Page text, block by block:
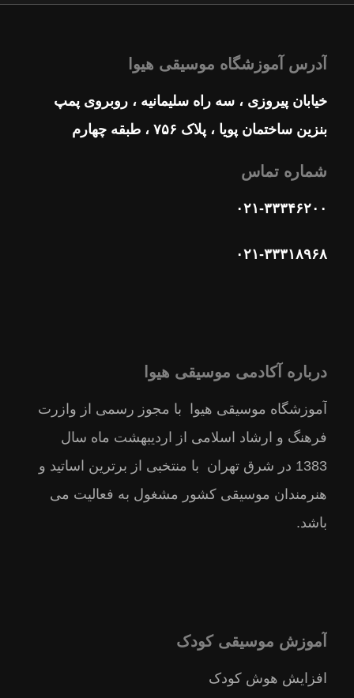
آدرس آموزشگاه موسیقی هیوا
خیابان پیروزی ، سه راه سلیمانیه ، روبروی پمپ
بنزین ساختمان پویا ، پلاک ۷۵۶ ، طبقه چهارم
شماره تماس
۰۲۱-۳۳۳۴۶۲۰۰
۰۲۱-۳۳۳۱۸۹۶۸
درباره آکادمی موسیقی هیوا
آموزشگاه موسیقی هیوا با مجوز رسمى از وازرت
فرهنگ و ارشاد اسلامى از ارديبهشت ماه سال
1383 در شرق تهران با منتخبى از برترين اساتيد و
هنرمندان موسيقى كشور مشغول به فعالیت می
باشد.
آموزش موسیقی کودک
افزایش هوش کودک